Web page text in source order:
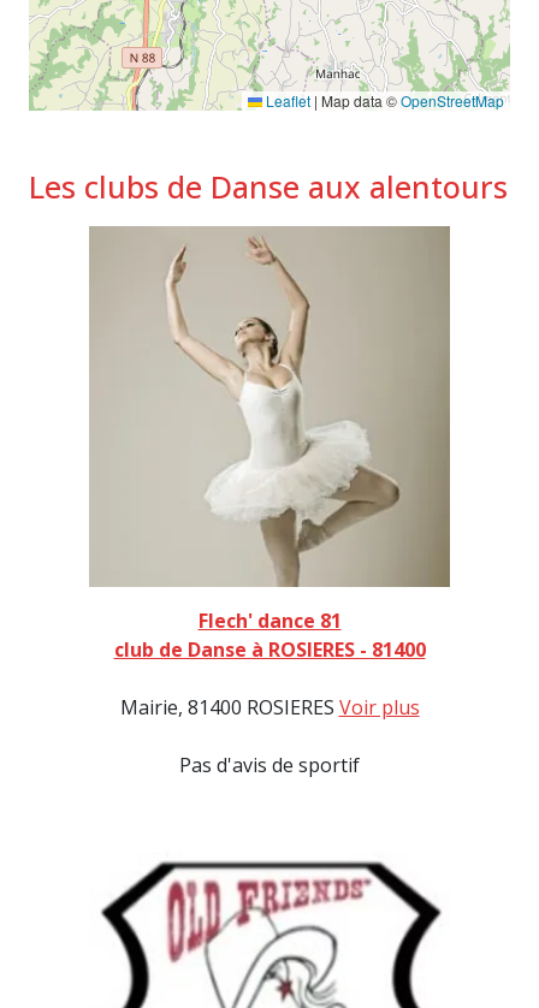
Leaflet | Map data ©OpenStreetMap
Les clubs de Danse aux alentours
Flech' dance 81
club de Danse à ROSIERES - 81400
Mairie, 81400 ROSIERES Voir plus
Pas d'avis de sportif